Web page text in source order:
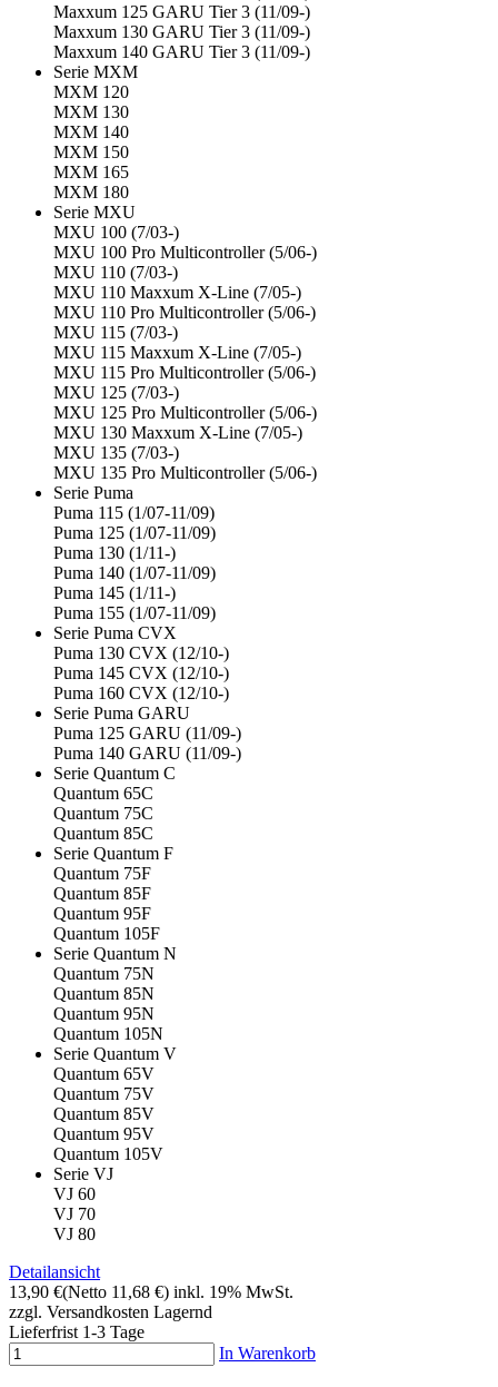
Maxxum 125 GARU Tier 3 (11/09-)
Maxxum 130 GARU Tier 3 (11/09-)
Maxxum 140 GARU Tier 3 (11/09-)
Serie MXM
MXM 120
MXM 130
MXM 140
MXM 150
MXM 165
MXM 180
Serie MXU
MXU 100 (7/03-)
MXU 100 Pro Multicontroller (5/06-)
MXU 110 (7/03-)
MXU 110 Maxxum X-Line (7/05-)
MXU 110 Pro Multicontroller (5/06-)
MXU 115 (7/03-)
MXU 115 Maxxum X-Line (7/05-)
MXU 115 Pro Multicontroller (5/06-)
MXU 125 (7/03-)
MXU 125 Pro Multicontroller (5/06-)
MXU 130 Maxxum X-Line (7/05-)
MXU 135 (7/03-)
MXU 135 Pro Multicontroller (5/06-)
Serie Puma
Puma 115 (1/07-11/09)
Puma 125 (1/07-11/09)
Puma 130 (1/11-)
Puma 140 (1/07-11/09)
Puma 145 (1/11-)
Puma 155 (1/07-11/09)
Serie Puma CVX
Puma 130 CVX (12/10-)
Puma 145 CVX (12/10-)
Puma 160 CVX (12/10-)
Serie Puma GARU
Puma 125 GARU (11/09-)
Puma 140 GARU (11/09-)
Serie Quantum C
Quantum 65C
Quantum 75C
Quantum 85C
Serie Quantum F
Quantum 75F
Quantum 85F
Quantum 95F
Quantum 105F
Serie Quantum N
Quantum 75N
Quantum 85N
Quantum 95N
Quantum 105N
Serie Quantum V
Quantum 65V
Quantum 75V
Quantum 85V
Quantum 95V
Quantum 105V
Serie VJ
VJ 60
VJ 70
VJ 80
Detailansicht
13,90 €(Netto 11,68 €) inkl. 19% MwSt.
zzgl. Versandkosten Lagernd
Lieferfrist 1-3 Tage
In Warenkorb